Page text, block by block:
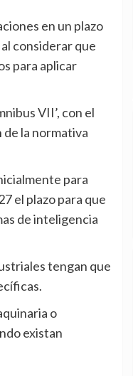
considerar que
para aplicar
la normativa
el plazo para que
de inteligencia
existan